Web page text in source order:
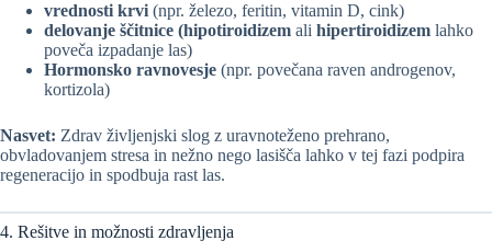
vrednosti krvi (npr. železo, feritin, vitamin D, cink)
delovanje ščitnice (hipotiroidizem ali hipertiroidizem lahko
poveča izpadanje las)
Hormonsko ravnovesje (npr. povečana raven androgenov,
kortizola)
Nasvet: Zdrav življenjski slog z uravnoteženo prehrano,
obvladovanjem stresa in nežno nego lasišča lahko v tej fazi podpira
regeneracijo in spodbuja rast las.
4. Rešitve in možnosti zdravljenja